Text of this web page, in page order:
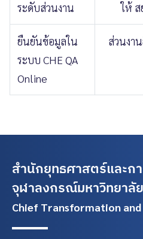
ระดับส่วนงาน
ให้ ส
ยืนยันข้อมูลใน
ระบบ CHE QA
Online
ส่วนงา
สำนักยุทธศาสตร์และก
จุฬาลงกรณ์มหาวิทยาลัย
Chief Transformation